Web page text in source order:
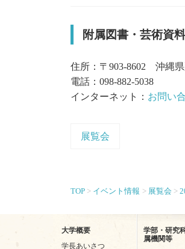
附属図書・芸術資
住所：〒903-8602 沖縄
電話：098-882-5038
インターネット： お問い
展覧会
TOP イベント情報 展覧会
大学概要
学長あいさつ
学部・研究
属機関等